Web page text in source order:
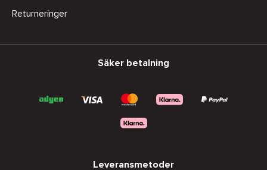
Returneringer
Säker betalning
Leveransmetoder